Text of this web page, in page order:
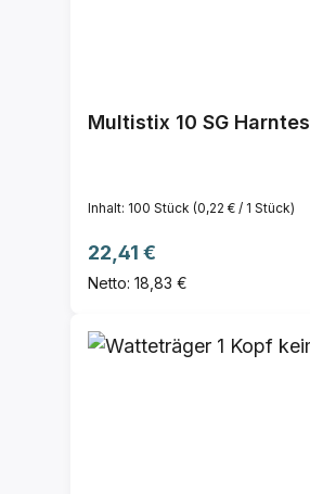
Multistix 10 SG
Inhalt: 100 Stück (0,22 € / 1 Stück)
Regulärer Preis:
22,41 €
Netto: 18,83 €